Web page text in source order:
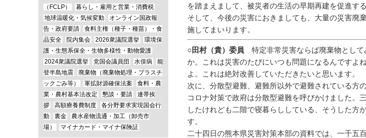
を踏まえまして、被災者の生活の早期再建を促進す
そして、今後の災害におきましても、大量の災害廃
施してまいります。
○田村（貴）委員 特定非常災害ならば廃棄物として
か。これは災害のたびにいつも問題になるんですよ
よ。これは絶対改善していただきたいと思います。
次に、分散型避難、避難所以外で避難されている方
コロナ対策で政府は分散型避難を呼びかけました。
したけれども二階で寝暮らししている、そうした方
す。
二十四日の熊本県災害対策本部の資料では、一千五
（FCLP）
暮らし・雇用と営業・消費税
地球温暖化・気候変動
オンライン国政報
告・政府要請
食料主権（種子・種苗）・食
品安全
院内集会 2026衆議院選挙
環境保
護・生態系保全・生物多様性・動物愛護
2024衆議院選挙
党国会議員団 水俣病
能
登半島地震
廃棄物（廃棄物処理・プラスチ
ックごみ等）
軍拡財源確保法案
食料・農
業・農村基本法改定
懇談・要請
連帯挨
拶
高額療養費制度
各分野要求実現国会行
動
裏金
農水産物流通・加工（卸売市
場）
マイナカード・マイナ保険証